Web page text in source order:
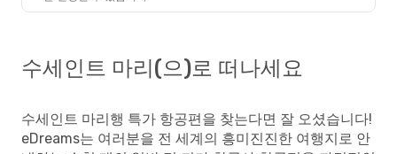
수세인트 마리(으)로 떠나세요
수세인트 마리행 특가 항공편을 찾는다면 잘 오셨습니다!
eDreams는 여러분을 전 세계의 흥미진진한 여행지로 안